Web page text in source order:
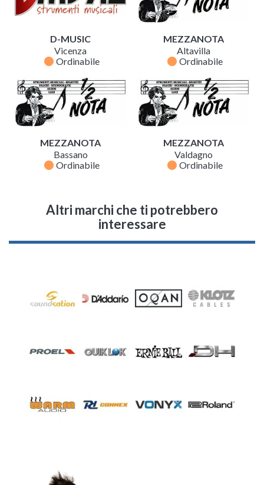
D-MUSIC
Vicenza
fiber_manual_record Ordinabile
MEZZANOTA
Altavilla
fiber_manual_record Ordinabile
MEZZANOTA
Bassano
fiber_manual_record Ordinabile
MEZZANOTA
Valdagno
fiber_manual_record Ordinabile
Altri marchi che ti potrebbero
interessare